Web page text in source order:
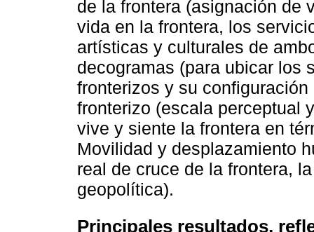
de la frontera (asignación de
vida en la frontera, los
artísticas y culturales de
decogramas (para ubicar los
fronterizos y su
fronterizo (escala perceptual
vive y siente la frontera en
Movilidad y desplazamiento
real de cruce de la frontera,
geopolítica).
Principales resultados,